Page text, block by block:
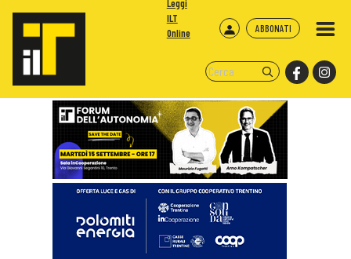
ABBONATI
Leggi
ILT
Online